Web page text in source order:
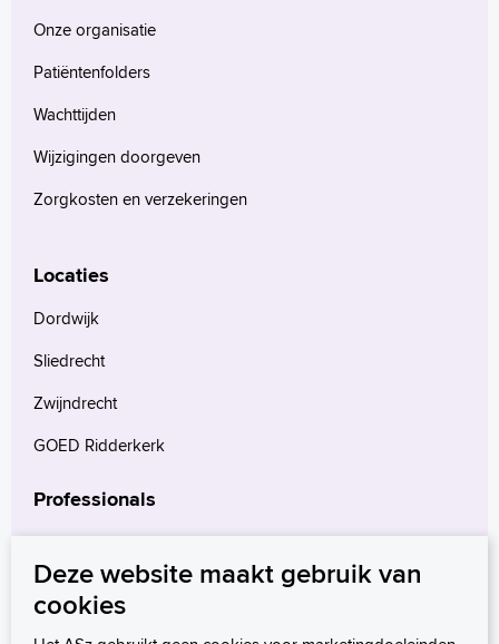
Zoeken
Français
Polski
Onze organisatie
Patiëntenfolders
Wachttijden
Wijzigingen doorgeven
Zorgkosten en verzekeringen
Locaties
Dordwijk
Sliedrecht
Zwijndrecht
GOED Ridderkerk
Professionals
Verwijzers
Wetenschappelijk onderzoek
Deze website maakt gebruik van
cookies